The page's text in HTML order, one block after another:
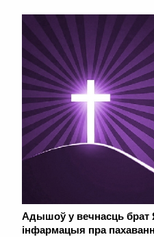
Адышоў у вечнасць брат
інфармацыя пра